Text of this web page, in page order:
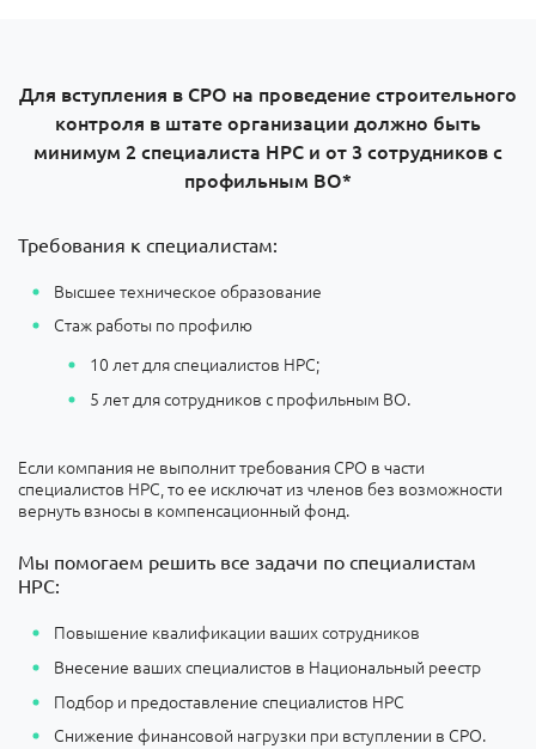
Для вступления в СРО на проведение строительного
контроля в штате организации должно быть
минимум 2 специалиста НРС и от 3 сотрудников с
профильным ВО*
Требования к специалистам:
Высшее техническое образование
Стаж работы по профилю
10 лет для специалистов НРС;
5 лет для сотрудников с профильным ВО.
Если компания не выполнит требования СРО в части
специалистов НРС, то ее исключат из членов без возможности
вернуть взносы в компенсационный фонд.
Мы помогаем решить все задачи по специалистам
НРС:
Повышение квалификации ваших сотрудников
Внесение ваших специалистов в Национальный реестр
Подбор и предоставление специалистов НРС
Снижение финансовой нагрузки при вступлении в СРО.